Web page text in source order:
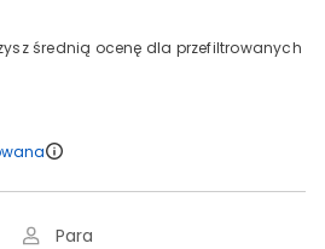
średnią ocenę dla przefiltrowanych
Para